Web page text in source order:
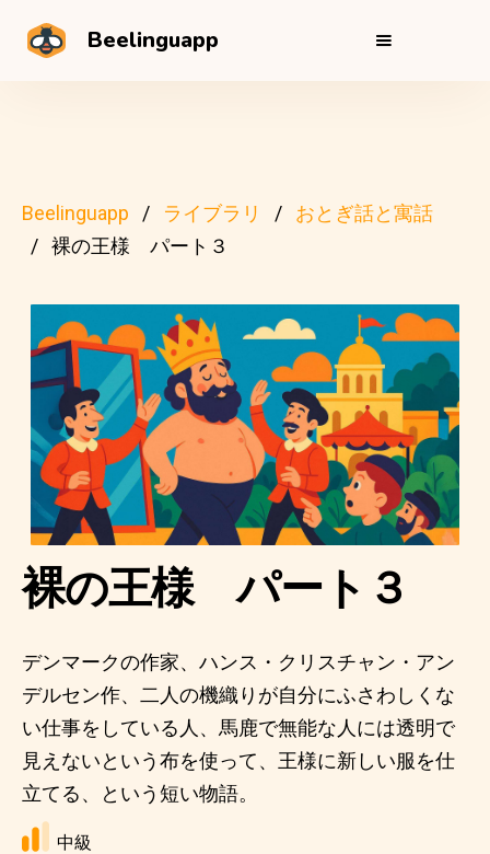
Beelinguapp
Beelinguapp ライブラリ
おとぎ話と寓話
裸の王様 パート３
裸の王様 パート３
デンマークの作家、ハンス・クリスチャン・アン
デルセン作、二人の機織りが自分にふさわしくな
い仕事をしている人、馬鹿で無能な人には透明で
見えないという布を使って、王様に新しい服を仕
立てる、という短い物語。
中級